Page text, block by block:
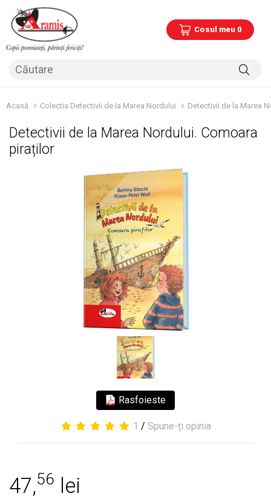
Cosul meu 0
Acasă Colectia Detectivii de la Marea Nordului Detectivii de la Marea
Detectivii de la Marea Nordului. Comoara
piraților
Rasfoieste
1 / Spune-ți opinia
47,56 lei